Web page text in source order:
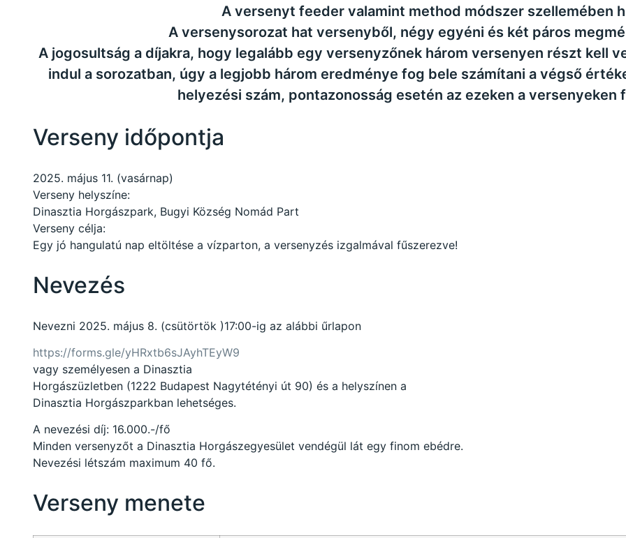
A versenyt feeder valamint method módszer szellemében
A versenysorozat hat versenyből, négy egyéni és két páros
A jogosultság a díjakra, hogy legalább egy versenyzőnek három versenyen részt kell
indul a sorozatban, úgy a legjobb három eredménye fog bele számítani a végső
helyezési szám, pontazonosság esetén az ezeken a versenyeken
Verseny időpontja
2025. május 11. (vasárnap)
Verseny helyszíne:
Dinasztia Horgászpark, Bugyi Község Nomád Part
Verseny célja:
Egy jó hangulatú nap eltöltése a vízparton, a versenyzés izgalmával fűszerezve!
Nevezés
Nevezni 2025. május 8. (csütörtök )17:00-ig az alábbi űrlapon
https://forms.gle/yHRxtb6sJAyhTEyW9
vagy személyesen a Dinasztia
Horgászüzletben (1222 Budapest Nagytétényi út 90) és a helyszínen a
Dinasztia Horgászparkban lehetséges.
A nevezési díj: 16.000.-/fő
Minden versenyzőt a Dinasztia Horgászegyesület vendégül lát egy finom ebédre.
Nevezési létszám maximum 40 fő.
Verseny menete